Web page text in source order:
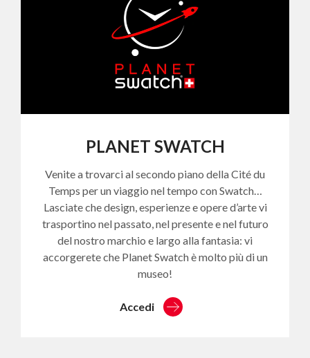
PLANET SWATCH
Venite a trovarci al secondo piano della Cité du
Temps per un viaggio nel tempo con Swatch…
Lasciate che design, esperienze e opere d’arte vi
trasportino nel passato, nel presente e nel futuro
del nostro marchio e largo alla fantasia: vi
accorgerete che Planet Swatch è molto più di un
museo!
Accedi